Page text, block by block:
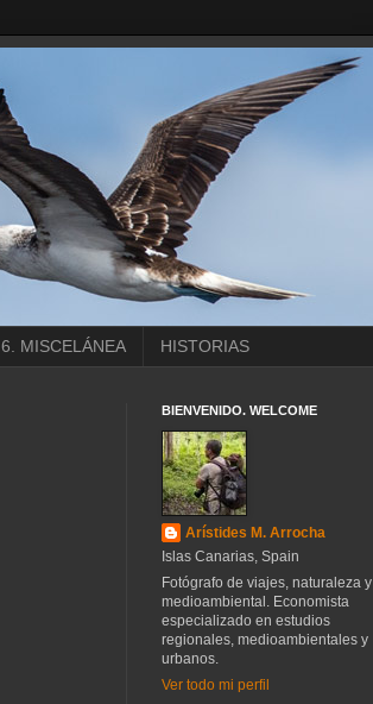
6. MISCELÁNEA HISTORIAS
BIENVENIDO. WELCOME
Arístides M. Arrocha
Islas Canarias, Spain
Fotógrafo de viajes, naturaleza y
medioambiental. Economista
especializado en estudios
regionales, medioambientales y
urbanos.
Ver todo mi perfil